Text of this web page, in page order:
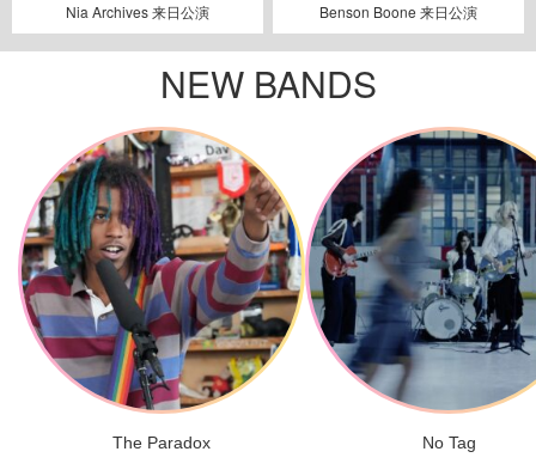
Nia Archives 来日公演 Benson Boone 来日公演
NEW BANDS
The Paradox No Tag